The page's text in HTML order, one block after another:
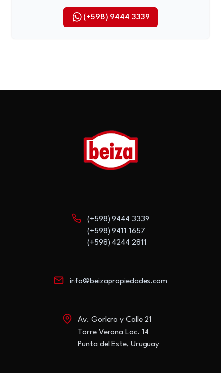
(+598) 9444 3339
(+598) 9444 3339
(+598) 9411 1657
(+598) 4244 2811
info@beizapropiedades.com
Av. Gorlero y Calle 21
Torre Verona Loc. 14
Punta del Este, Uruguay